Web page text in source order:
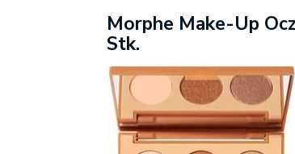
Morphe Make-Up
Stk.